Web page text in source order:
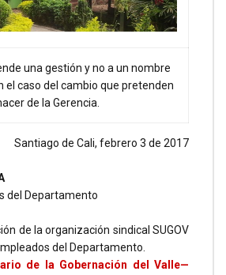
una gestión y no a un nombre
el caso del cambio que pretenden
de la Gerencia.
Santiago de Cali, febrero 3 de 2017
del Departamento
de la organización sindical SUGOV
del Departamento.
de la Gobernación del Valle—